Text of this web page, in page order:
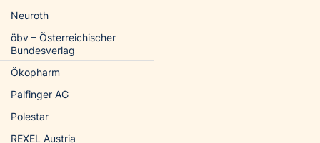
Neuroth
öbv – Österreichischer
Bundesverlag
Ökopharm
Palfinger AG
Polestar
REXEL Austria